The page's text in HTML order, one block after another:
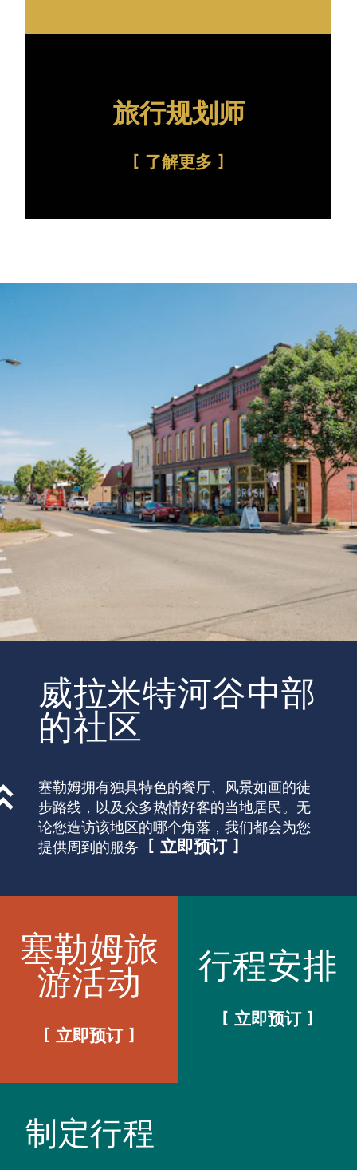
旅行规划师
了解更多
威拉米特河谷中部
的社区
塞勒姆拥有独具特色的餐厅、风景如画的徒
步路线，以及众多热情好客的当地居民。无
论您造访该地区的哪个角落，我们都会为您
提供周到的服务
立即预订
塞勒姆旅
游活动
立即预订
行程安排
立即预订
制定行程